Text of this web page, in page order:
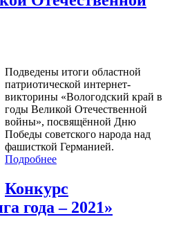
Подведены итоги областной
патриотической интернет-
викторины «Вологодский край в
годы Великой Отечественной
войны», посвящённой Дню
Победы советского народа над
фашисткой Германией.
Подробнее
Конкурс
года – 2021»